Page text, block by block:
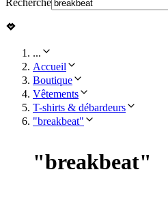
Recherche
...
Accueil
Boutique
Vêtements
T-shirts & débardeurs
"breakbeat"
"breakbeat"